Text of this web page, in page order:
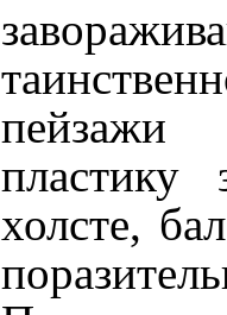
пейзажи
пластику
холсте,